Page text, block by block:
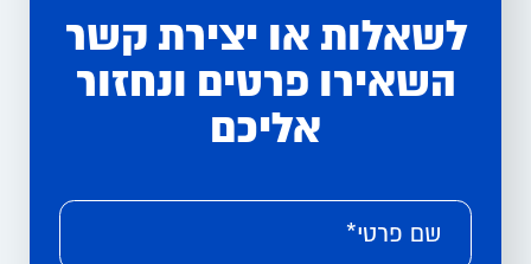
לשאלות או יצירת קשר
השאירו פרטים ונחזור
אליכם
Please leave this field empty.
שם פרטי*
Alternative: